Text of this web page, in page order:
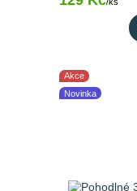
Akce
Novinka